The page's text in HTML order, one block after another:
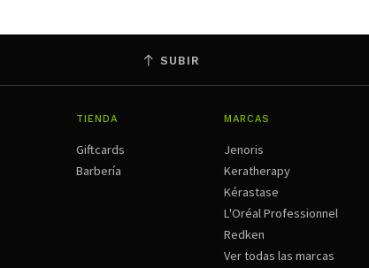
SUBIR
TIENDA
Giftcards
Barbería
MARCAS
Jenoris
Keratherapy
Kérastase
L'Oréal Professionnel
Redken
Ver todas las marcas